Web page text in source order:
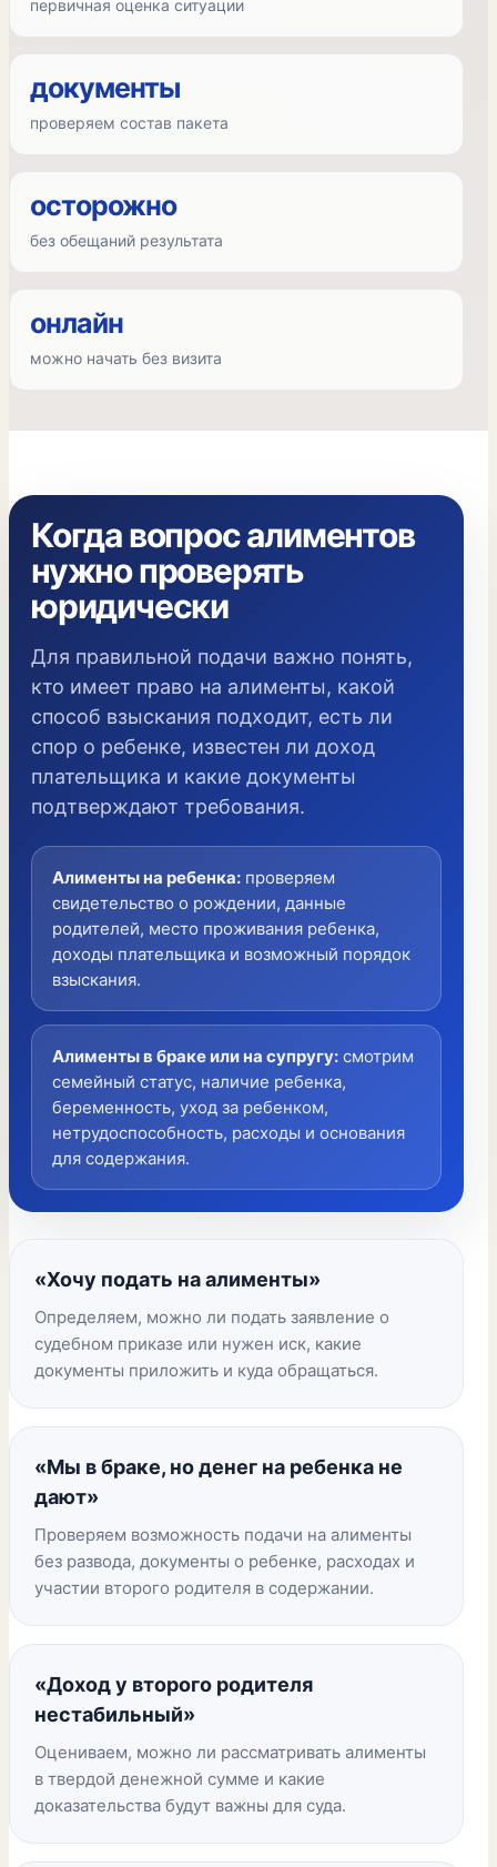
первичная оценка ситуации
документы
проверяем состав пакета
осторожно
без обещаний результата
онлайн
можно начать без визита
Когда вопрос алиментов
нужно проверять
юридически
Для правильной подачи важно понять,
кто имеет право на алименты, какой
способ взыскания подходит, есть ли
спор о ребенке, известен ли доход
плательщика и какие документы
подтверждают требования.
Алименты на ребенка: проверяем
свидетельство о рождении, данные
родителей, место проживания ребенка,
доходы плательщика и возможный порядок
взыскания.
Алименты в браке или на супругу: смотрим
семейный статус, наличие ребенка,
беременность, уход за ребенком,
нетрудоспособность, расходы и основания
для содержания.
«Хочу подать на алименты»
Определяем, можно ли подать заявление о
судебном приказе или нужен иск, какие
документы приложить и куда обращаться.
«Мы в браке, но денег на ребенка не
дают»
Проверяем возможность подачи на алименты
без развода, документы о ребенке, расходах и
участии второго родителя в содержании.
«Доход у второго родителя
нестабильный»
Оцениваем, можно ли рассматривать алименты
в твердой денежной сумме и какие
доказательства будут важны для суда.